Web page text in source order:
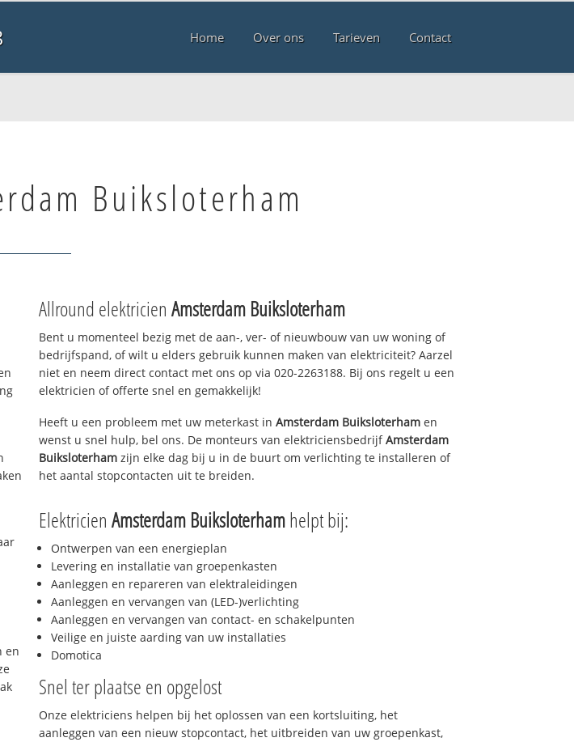
Home Over ons Tarieven Contact
Buiksloterham
en
Allround elektricien Amsterdam Buiksloterham
Bent u momenteel bezig met de aan-, ver- of nieuwbouw van uw woning of
bedrijfspand, of wilt u elders gebruik kunnen maken van elektriciteit? Aarzel
niet en neem direct contact met ons op via 020-2263188. Bij ons regelt u een
elektricien of offerte snel en gemakkelijk!
Heeft u een probleem met uw meterkast in Amsterdam Buiksloterham en
wenst u snel hulp, bel ons. De monteurs van elektriciensbedrijfAmsterdam
Buiksloterham zijn elke dag bij u in de buurt om verlichting te installeren of
het aantal stopcontacten uit te breiden.
Elektricien Amsterdam Buiksloterhamhelpt bij:
Ontwerpen van een energieplan
Levering en installatie van groepenkasten
Aanleggen en repareren van elektraleidingen
Aanleggen en vervangen van (LED-)verlichting
Aanleggen en vervangen van contact- en schakelpunten
Veilige en juiste aarding van uw installaties
Domotica
Snel ter plaatse en opgelost
Onze elektriciens helpen bij het oplossen van een kortsluiting, het
aanleggen van een nieuw stopcontact, het uitbreiden van uw groepenkast,